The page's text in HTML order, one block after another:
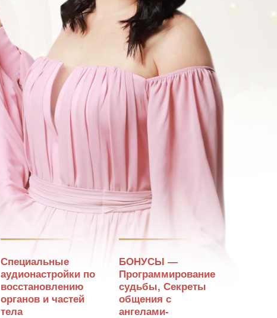
Специальные
аудионастройки по
восстановлению
органов и частей
тела
БОНУСЫ —
Программирование
судьбы, Секреты
общения с
ангелами-